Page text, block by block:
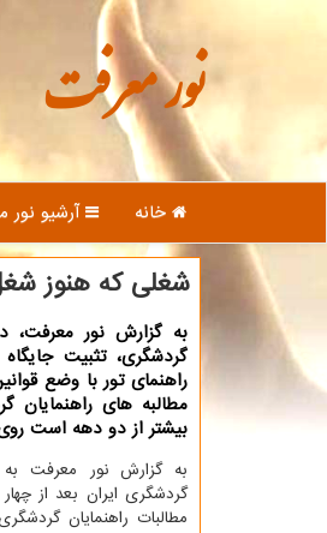
نور معرفت
خانه آرشیو نور
شغلی که هنوز
به گزارش نور معرفت،
گردشگری، تثبیت
راهنمای تور با وضع
مطالبه های راهنمایان
بیشتر از دو دهه است
به گزارش نور معرفت به
گردشگری ایران بعد از
مطالبات راهنمایان